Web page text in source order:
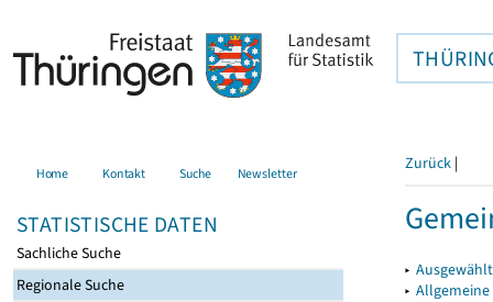
Home Kontakt Suche Newsletter
STATISTISCHE DATEN
Sachliche Suche
Regionale Suche
Zurück |
▸
▸